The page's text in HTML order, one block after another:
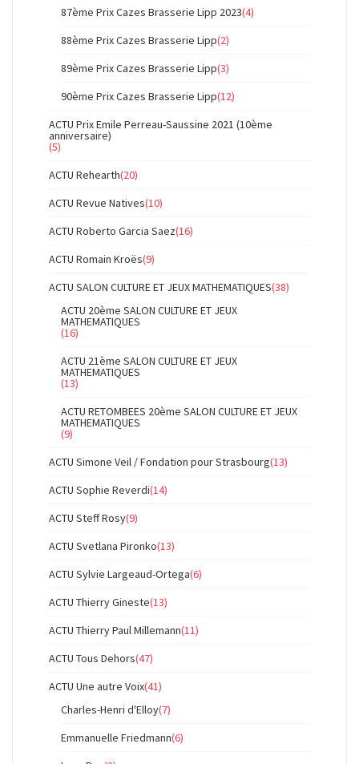
87ème Prix Cazes Brasserie Lipp 2023(4)
88ème Prix Cazes Brasserie Lipp(2)
89ème Prix Cazes Brasserie Lipp(3)
90ème Prix Cazes Brasserie Lipp(12)
ACTU Prix Emile Perreau-Saussine 2021 (10ème
anniversaire)
(5)
ACTU Rehearth(20)
ACTU Revue Natives(10)
ACTU Roberto Garcia Saez(16)
ACTU Romain Kroës(9)
ACTU SALON CULTURE ET JEUX MATHEMATIQUES(38)
ACTU 20ème SALON CULTURE ET JEUX
MATHEMATIQUES
(16)
ACTU 21ème SALON CULTURE ET JEUX
MATHEMATIQUES
(13)
ACTU RETOMBEES 20ème SALON CULTURE ET JEUX
MATHEMATIQUES
(9)
ACTU Simone Veil / Fondation pour Strasbourg(13)
ACTU Sophie Reverdi(14)
ACTU Steff Rosy(9)
ACTU Svetlana Pironko(13)
ACTU Sylvie Largeaud-Ortega(6)
ACTU Thierry Gineste(13)
ACTU Thierry Paul Millemann(11)
ACTU Tous Dehors(47)
ACTU Une autre Voix(41)
Charles-Henri d'Elloy(7)
Emmanuelle Friedmann(6)